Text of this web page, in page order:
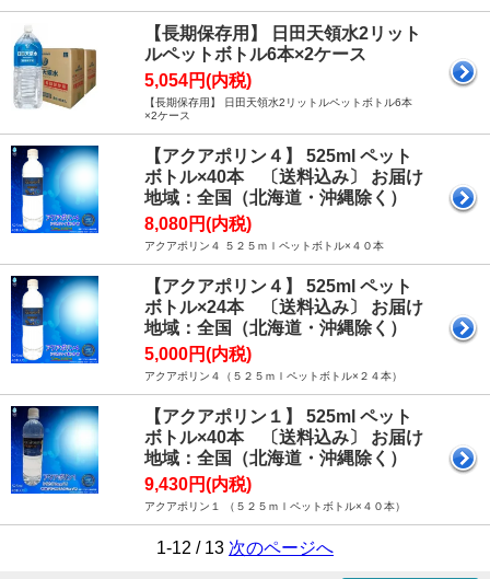
【長期保存用】 日田天領水2リット
ルペットボトル6本×2ケース
5,054円(内税)
【長期保存用】 日田天領水2リットルペットボトル6本
×2ケース
【アクアポリン４】 525ml ペット
ボトル×40本 〔送料込み〕 お届け
地域：全国（北海道・沖縄除く）
8,080円(内税)
アクアポリン４ ５２５ｍｌペットボトル×４０本
【アクアポリン４】 525ml ペット
ボトル×24本 〔送料込み〕 お届け
地域：全国（北海道・沖縄除く）
5,000円(内税)
アクアポリン４（５２５ｍｌペットボトル×２４本）
【アクアポリン１】 525ml ペット
ボトル×40本 〔送料込み〕 お届け
地域：全国（北海道・沖縄除く）
9,430円(内税)
アクアポリン１ （５２５ｍｌペットボトル×４０本）
1-12 / 13 次のページへ